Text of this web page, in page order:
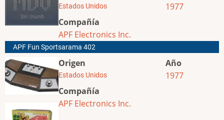
Estados Unidos
Compañía
APF Electronics Inc.
1977
APF Fun Sportsarama 402
Origen
Estados Unidos
Compañía
APF Electronics Inc.
Año
1977